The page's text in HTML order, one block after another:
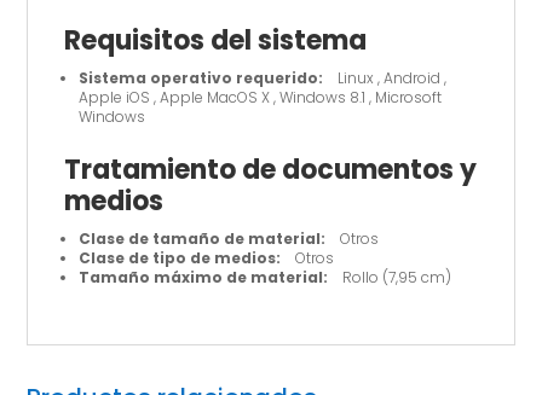
Requisitos del sistema
Sistema operativo requerido: Linux , Android ,
Apple iOS , Apple MacOS X , Windows 8.1 , Microsoft
Windows
Tratamiento de documentos y
medios
Clase de tamaño de material: Otros
Clase de tipo de medios: Otros
Tamaño máximo de material: Rollo (7,95 cm)